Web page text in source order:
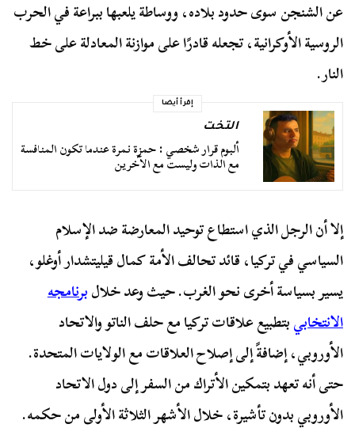
عن الشنجن سوى حدود بلاده، ووساطة يلعبها ببراعة في الحرب
الروسية الأوكرانية، تجعله قادرًا على موازنة المعادلة على خط
النار.
إقرأ أيضا
التخت
ألبوم قرار شخصي : حمزة نمرة عندما تكون المنافسة
مع الذات وليست مع الآخرين
إلا أن الرجل الذي استطاع توحيد المعارضة ضد الإسلام
السياسي في تركيا، قائد تحالف الأمة كمال قيليتشدار أوغلو،
يسير بسياسة أخرى نحو الغرب. حيث وعد خلالبرنامجه
الانتخابيبتطبيع علاقات تركيا مع حلف الناتو والاتحاد
الأوروبي، إضافةً إلى إصلاح العلاقات مع الولايات المتحدة.
حتى أنه تعهد بتمكين الأتراك من السفر إلى دول الاتحاد
الأوروبي بدون تأشيرة، خلال الأشهر الثلاثة الأولى من حكمه.